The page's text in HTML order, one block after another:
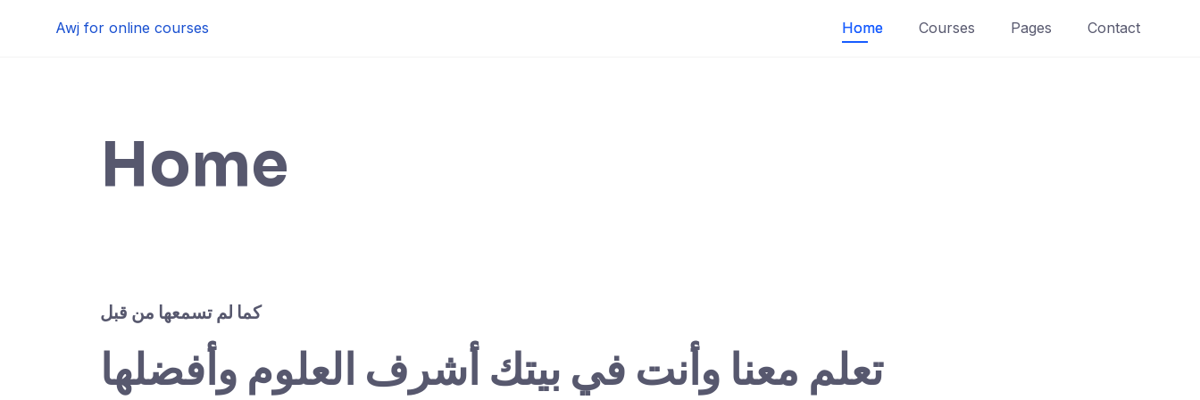
Awj for online courses Home Courses Pages Contact
Home
كما لم تسمعها من قبل
تعلم معنا وأنت في بيتك أشرف العلوم وأفضلها